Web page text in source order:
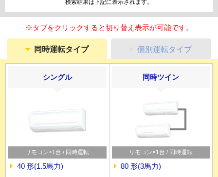
検索結果は下記に表示されます。
※タブをクリックすると切り替え表示が可能です。
同時運転タイプ 個別運転タイプ
シングル
リモコン×1台 / 同時運転
40 形(1.5馬力)
同時ツイン
リモコン×1台 / 同時運転
80 形(3馬力)